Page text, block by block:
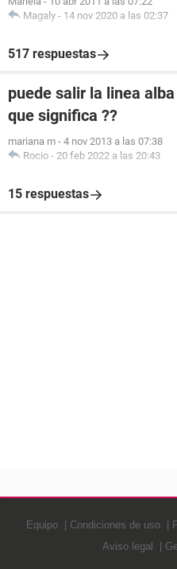
Magaly - 14 nov 2020 a las 02:37
517 respuestas
puede salir la linea
que significa ??
mariana m - 4 nov 2013 a las 07:38
Rocio - 20 feb 2022 a las 20:43
15 respuestas
Equipo Condiciones de uso
Aviso legal